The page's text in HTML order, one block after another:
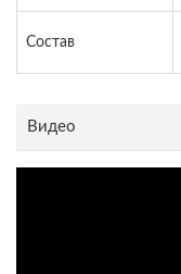
Состав
Видео